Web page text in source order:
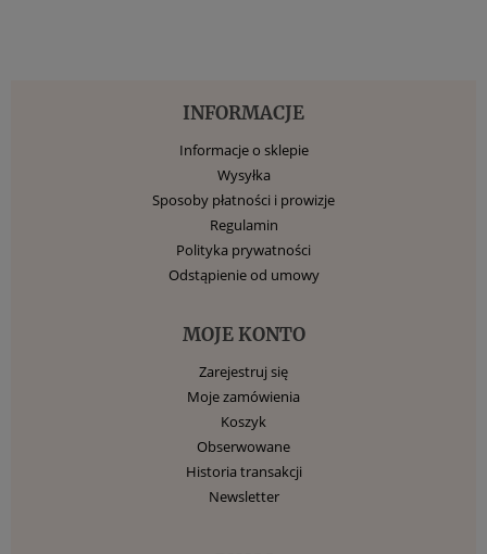
INFORMACJE
Informacje o sklepie
Wysyłka
Sposoby płatności i prowizje
Regulamin
Polityka prywatności
Odstąpienie od umowy
MOJE KONTO
Zarejestruj się
Moje zamówienia
Koszyk
Obserwowane
Historia transakcji
Newsletter